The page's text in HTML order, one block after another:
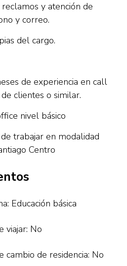
y atención de
y correo.
del cargo.
de experiencia en call
clientes o similar.
nivel básico
trabajar en modalidad
Centro
Educación básica
viajar: No
cambio de residencia: No